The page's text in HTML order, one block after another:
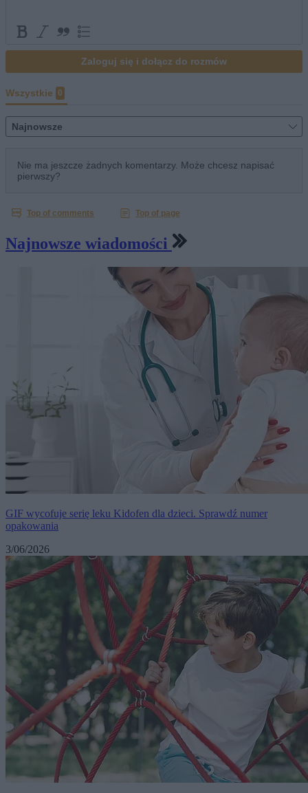
Najnowsze wiadomości
GIF wycofuje serię leku Kidofen dla dzieci. Sprawdź numer
opakowania
3/06/2026